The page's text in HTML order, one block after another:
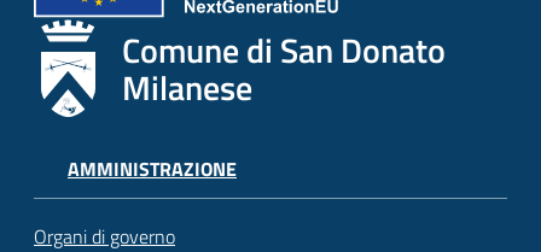
Comune di San Donato
Milanese
AMMINISTRAZIONE
Organi di governo